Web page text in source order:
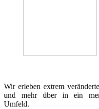
Wir erleben extrem
und mehr über in ein
Umfeld.